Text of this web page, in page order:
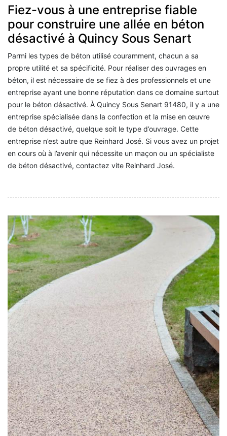
Fiez-vous à une entreprise fiable
pour construire une allée en béton
désactivé à Quincy Sous Senart
Parmi les types de béton utilisé couramment, chacun a sa
propre utilité et sa spécificité. Pour réaliser des ouvrages en
béton, il est nécessaire de se fiez à des professionnels et une
entreprise ayant une bonne réputation dans ce domaine surtout
pour le béton désactivé. À Quincy Sous Senart 91480, il y a une
entreprise spécialisée dans la confection et la mise en œuvre
de béton désactivé, quelque soit le type d’ouvrage. Cette
entreprise n’est autre que Reinhard José. Si vous avez un projet
en cours où à l’avenir qui nécessite un maçon ou un spécialiste
de béton désactivé, contactez vite Reinhard José.